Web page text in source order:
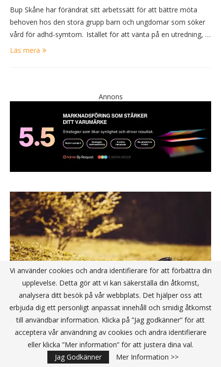
Bup Skåne har förändrat sitt arbetssätt för att bättre möta
behoven hos den stora grupp barn och ungdomar som söker
vård för adhd-symtom. Istället för att vänta på en utredning, …
Läs mera
Annons
Utforskning av Systemisk Terapi: Nytt Hopp
för Ungdomar med Psykiska Utmaningar
Vi använder cookies och andra identifierare för att förbättra din
upplevelse. Detta gör att vi kan säkerställa din åtkomst,
analysera ditt besök på vår webbplats. Det hjälper oss att
erbjuda dig ett personligt anpassat innehåll och smidig åtkomst
till användbar information. Klicka på ”Jag godkänner” för att
acceptera vår användning av cookies och andra identifierare
eller klicka ”Mer information” för att justera dina val.
Jag Godkänner
Mer Information >>